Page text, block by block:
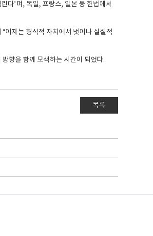
다”며, 독일, 프랑스, 일본 등 헌법에서
이제는 형식적 자치에서 벗어나 실질적
향을 함께 모색하는 시간이 되었다.
목록